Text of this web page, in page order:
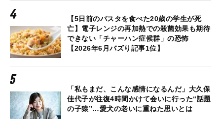
【5日前のパスタを食べた20歳の学生が死
亡】電子レンジの再加熱での殺菌効果も期待
できない「チャーハン症候群」の恐怖
【2026年6月バズり記事1位】
「私もまだ、こんな感情になるんだ」大久保
佳代子が往復4時間かけて会いに行った“話題
の子猿”…愛犬の老いに重ねた思いとは